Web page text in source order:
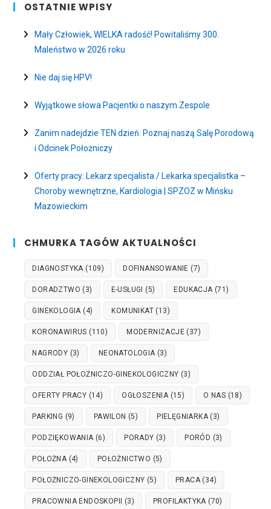
OSTATNIE WPISY
Mały Człowiek, WIELKA radość! Powitaliśmy 300.
Maleństwo w 2026 roku
Nie daj się HPV!
Wyjątkowe słowa Pacjentki o naszym Zespole
Zanim nadejdzie TEN dzień. Poznaj naszą Salę Porodową
i Odcinek Położniczy
Oferty pracy: Lekarz specjalista / Lekarka specjalistka –
Choroby wewnętrzne, Kardiologia | SPZOZ w Mińsku
Mazowieckim
CHMURKA TAGÓW AKTUALNOŚCI
DIAGNOSTYKA(109) DOFINANSOWANIE (7)
DORADZTWO (3) E-USŁUGI (5) EDUKACJA(71)
GINEKOLOGIA(4) KOMUNIKAT (13)
KORONAWIRUS (110) MODERNIZACJE (37)
NAGRODY (3) NEONATOLOGIA(3)
ODDZIAŁ POŁOŻNICZO-GINEKOLOGICZNY (3)
OFERTY PRACY (14) OGŁOSZENIA(15) O NAS (18)
PARKING (9) PAWILON (5) PIELĘGNIARKA(3)
PODZIĘKOWANIA(6) PORADY (3) PORÓD (3)
POŁOŻNA(4) POŁOŻNICTWO (5)
POŁOŻNICZO-GINEKOLOGICZNY (5) PRACA(34)
PRACOWNIA ENDOSKOPII (3) PROFILAKTYKA(70)